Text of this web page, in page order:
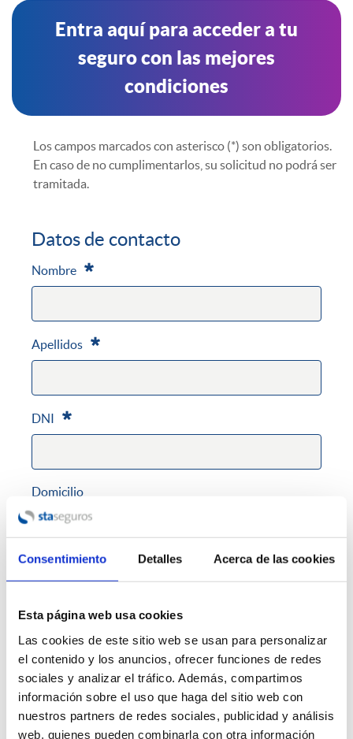
Consentimiento Detalles Acerca de las cookies
Esta página web usa cookies
Las cookies de este sitio web se usan para personalizar
el contenido y los anuncios, ofrecer funciones de redes
sociales y analizar el tráfico. Además, compartimos
información sobre el uso que haga del sitio web con
nuestros partners de redes sociales, publicidad y análisis
web, quienes pueden combinarla con otra información
Entra aquí para acceder a tu
seguro con las mejores
condiciones
Los campos marcados con asterisco (*) son obligatorios.
En caso de no cumplimentarlos, su solicitud no podrá ser
tramitada.
Datos de contacto
Nombre
Requerido
Apellidos
Requerido
DNI
Requerido
Domicilio
C.P.
Poblacion
Teléfono fijo